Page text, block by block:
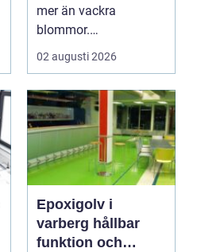
mer än vackra
blommor.
trädgårdsdesign
förenar funktion, form
och ...
02 augusti 2026
Epoxigolv i
varberg hållbar
funktion och